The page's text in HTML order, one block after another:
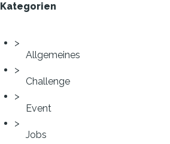
Kategorien
Allgemeines
Challenge
Event
Jobs